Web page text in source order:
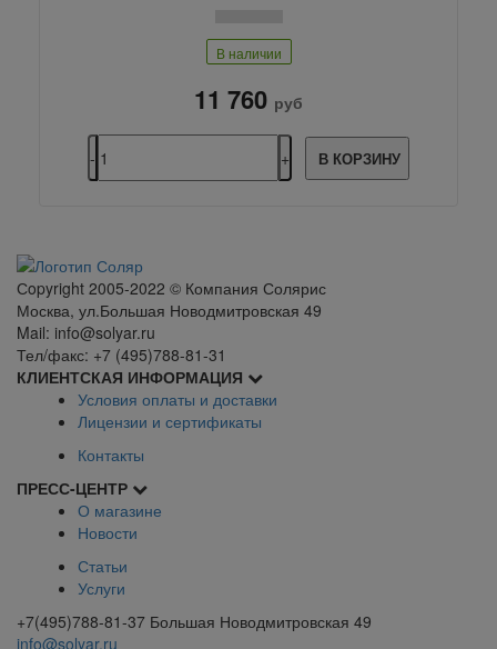
В наличии
11 760 руб
В КОРЗИНУ
Сopyright 2005-2022 © Компания Солярис
Москва, ул.Большая Новодмитровская 49
Mail: info@solyar.ru
Тел/факс: +7 (495)788-81-31
КЛИЕНТСКАЯ ИНФОРМАЦИЯ
Условия оплаты и доставки
Лицензии и сертификаты
Контакты
ПРЕСС-ЦЕНТР
О магазине
Новости
Статьи
Услуги
+7(495)788-81-37 Большая Новодмитровская 49
info@solyar.ru